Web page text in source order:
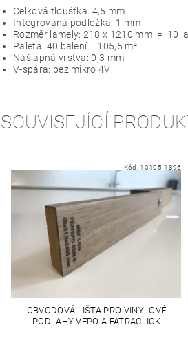
Celková tloušťka: 4,5 mm
Integrovaná podložka: 1 mm
Rozměr lamely: 218 x 1210 mm = 10
Paleta: 40 balení = 105,5 m²
Nášlapná vrstva: 0,3 mm
V-spára: bez mikro 4V
SOUVISEJÍCÍ
Kód: 10105-1896
OBVODOVÁ LIŠTA PRO VINYLOVÉ
PODLAHY VEPO A FATRACLICK